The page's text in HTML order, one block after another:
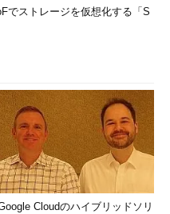
が設定されているようだ。
詰まり感満載だった方も多か
の段階でつまずいている方
8)に隠されたシークレット
でストレージを仮想化する「S
Cloudのハイブリッドソリ